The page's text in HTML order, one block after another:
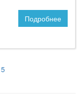
Подробнее
5